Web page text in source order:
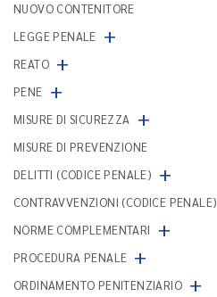
NUOVO CONTENITORE
LEGGE PENALE +
REATO +
PENE +
MISURE DI SICUREZZA +
MISURE DI PREVENZIONE
DELITTI (CODICE PENALE) +
CONTRAVVENZIONI (CODICE PENALE)
NORME COMPLEMENTARI
+
PROCEDURA PENALE +
ORDINAMENTO PENITENZIARIO +